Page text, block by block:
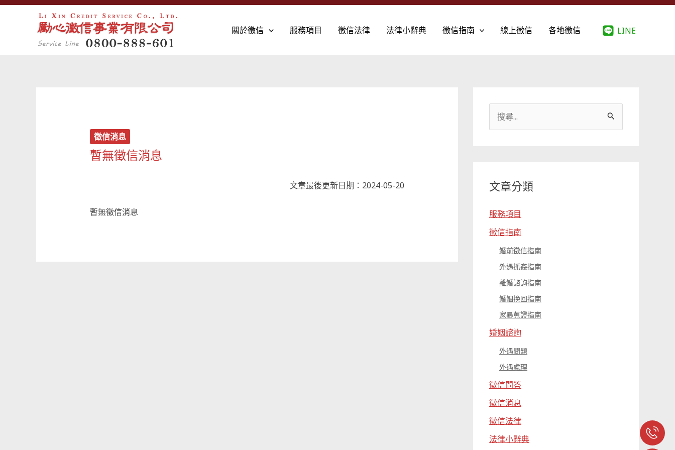
跳
關於徵信 服務項目 徵信法律 法律小辭典 徵信指南 線上徵信 各地徵信 LINE
徵信消息
暫無徵信消息
文章最後更新日期：2024-05-20
暫無徵信消息
字
文章分類
服務項目
徵信指南
婚前徵信指南
外遇抓姦指南
離婚諮詢指南
婚姻挽回指南
家暴蒐證指南
婚姻諮詢
外遇問題
外遇處理
徵信問答
徵信消息
徵信法律
法律小辭典